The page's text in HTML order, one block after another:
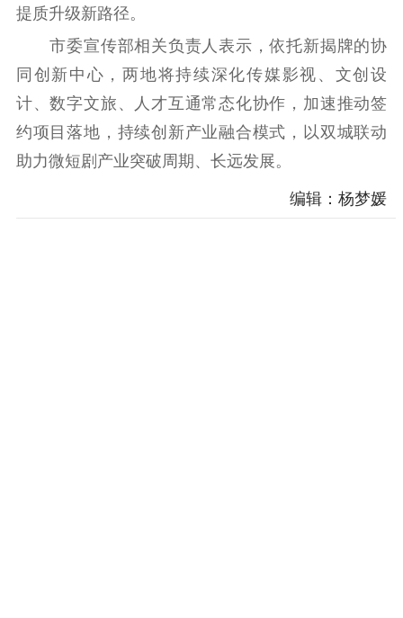
提质升级新路径。
市委宣传部相关负责人表示，依托新揭牌的协
同创新中心，两地将持续深化传媒影视、文创设
计、数字文旅、人才互通常态化协作，加速推动签
约项目落地，持续创新产业融合模式，以双城联动
助力微短剧产业突破周期、长远发展。
编辑：杨梦媛